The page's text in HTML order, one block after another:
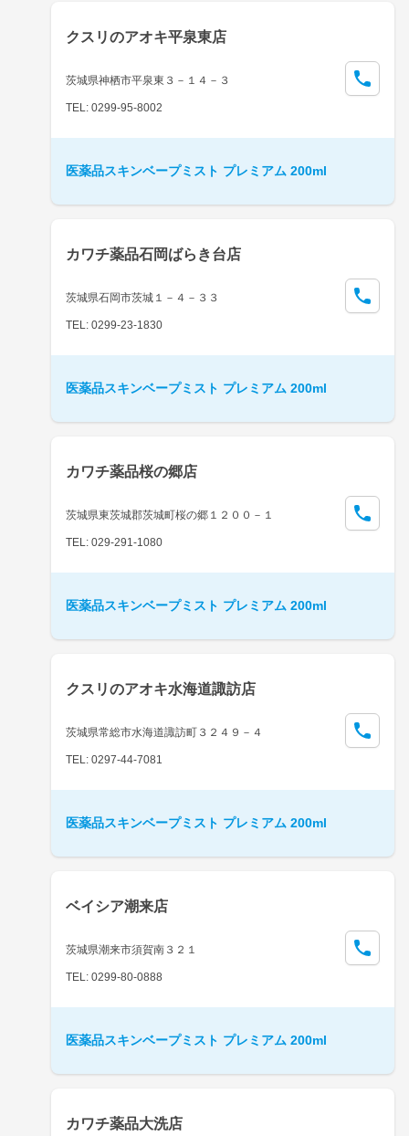
クスリのアオキ平泉東店
茨城県神栖市平泉東３－１４－３
TEL: 0299-95-8002
医薬品スキンベープミスト プレミアム 200ml
カワチ薬品石岡ばらき台店
茨城県石岡市茨城１－４－３３
TEL: 0299-23-1830
医薬品スキンベープミスト プレミアム 200ml
カワチ薬品桜の郷店
茨城県東茨城郡茨城町桜の郷１２００－１
TEL: 029-291-1080
医薬品スキンベープミスト プレミアム 200ml
クスリのアオキ水海道諏訪店
茨城県常総市水海道諏訪町３２４９－４
TEL: 0297-44-7081
医薬品スキンベープミスト プレミアム 200ml
ベイシア潮来店
茨城県潮来市須賀南３２１
TEL: 0299-80-0888
医薬品スキンベープミスト プレミアム 200ml
カワチ薬品大洗店